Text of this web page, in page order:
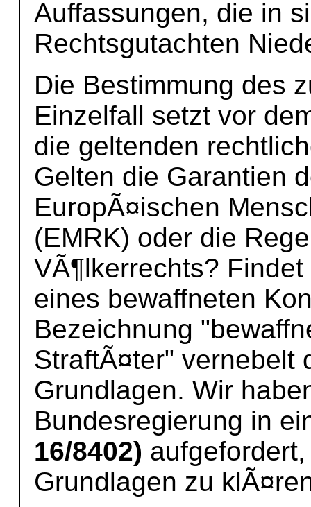
Auffassungen, die in
Rechtsgutachten
Die Bestimmung des
Einzelfall setzt vor
die geltenden
Gelten die Garantien
EuropÃ¤ischen
(EMRK) oder die
VÃ¶lkerrechts?
eines bewaffneten
Bezeichnung
StraftÃ¤ter" vernebelt
Grundlagen. Wir
Bundesregierung in
16/8402)
Grundlagen zu